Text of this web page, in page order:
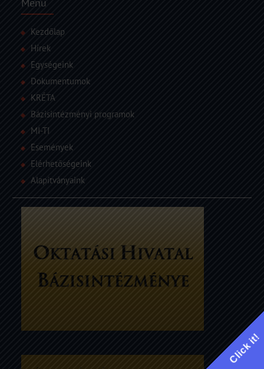
Kezdőlap
Hírek
Egységeink
Dokumentumok
KRÉTA
Bázisintézményi programok
MI-TI
Események
Elérhetőségeink
Alapítványaink
Click it!